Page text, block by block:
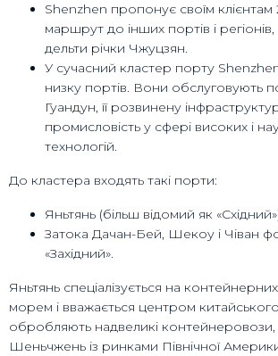
Shenzhen пропонує своїм клієнтам
маршрут до інших портів і
дельти річки Чжуцзян.
У сучасний кластер порту
низку портів. Вони обслуговують
Гуандун, її розвинену
промисловість у сфері високих і
технологій.
До кластера входять такі порти:
Яньтянь (більш відомий як
Затока Дачан-Бей, Шекоу і Чіван
«Західний».
Яньтянь спеціалізується на
морем і вважається центром
обробляють надвеликі контейнеровози,
Шеньчжень із ринками Північної